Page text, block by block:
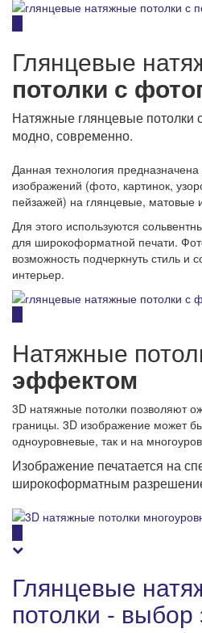
Глянцевые
потолки с
Натяжные глянцевые потолки
модно, современно.
Данная технология
изображений (фото, картинок,
пейзажей) на глянцевые, матовые
Для этого используются
для широкоформатной печати.
возможность подчеркнуть стиль и
интерьер.
Натяжные
эффектом
3D натяжные потолки позволяют
границы. 3D изображение может
одноуровневые, так и на
Изображение печатается на
широкоформатным
Глянцевые
потолки -